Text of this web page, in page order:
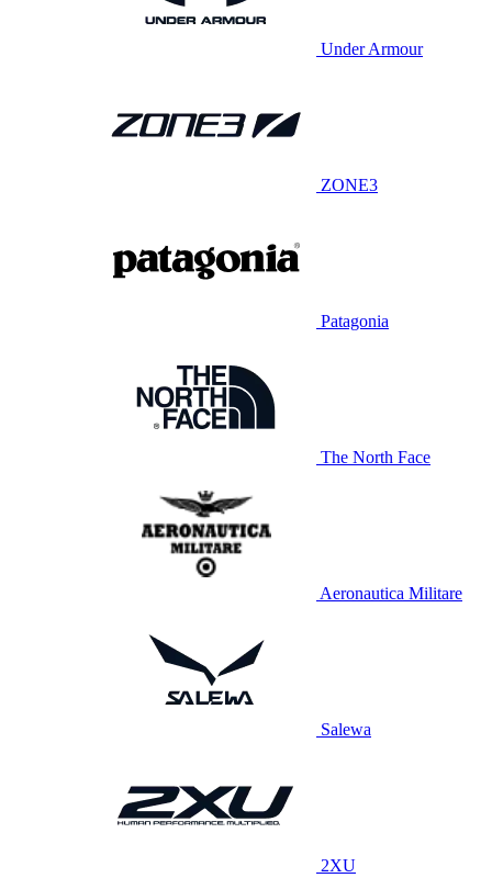
Under Armour
ZONE3
Patagonia
The North Face
Aeronautica Militare
Salewa
2XU